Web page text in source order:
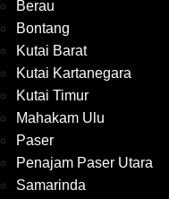
Berau
Bontang
Kutai Barat
Kutai Kartanegara
Kutai Timur
Mahakam Ulu
Paser
Penajam Paser Utara
Samarinda